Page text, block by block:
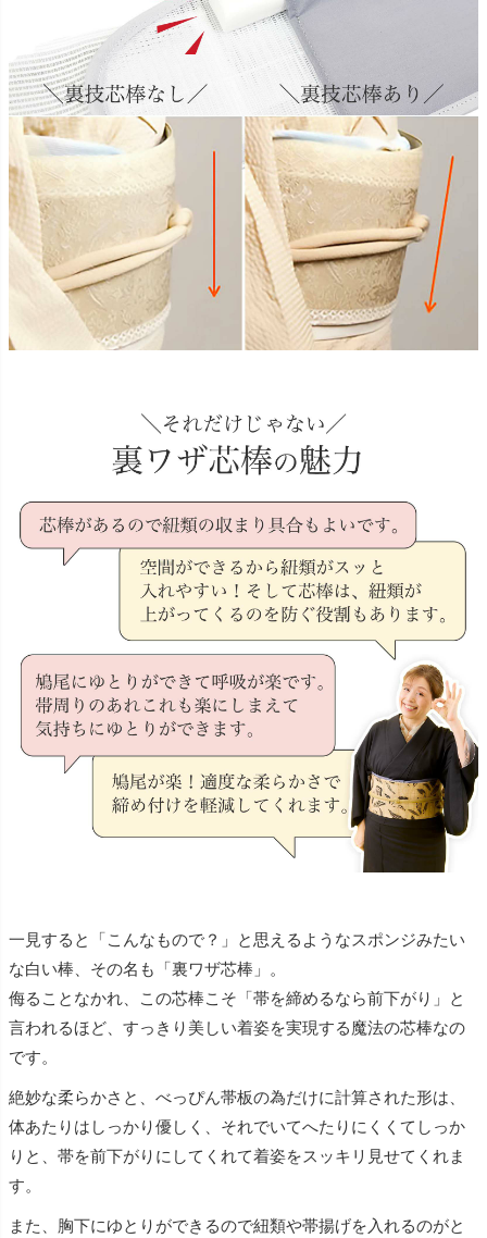
一見すると「こんなもので？」と思えるようなスポンジみたい
な白い棒、その名も「裏ワザ芯棒」。
侮ることなかれ、この芯棒こそ「帯を締めるなら前下がり」と
言われるほど、すっきり美しい着姿を実現する魔法の芯棒なの
です。
絶妙な柔らかさと、べっぴん帯板の為だけに計算された形は、
体あたりはしっかり優しく、それでいてへたりにくくてしっか
りと、帯を前下がりにしてくれて着姿をスッキリ見せてくれま
す。
また、胸下にゆとりができるので紐類や帯揚げを入れるのがと